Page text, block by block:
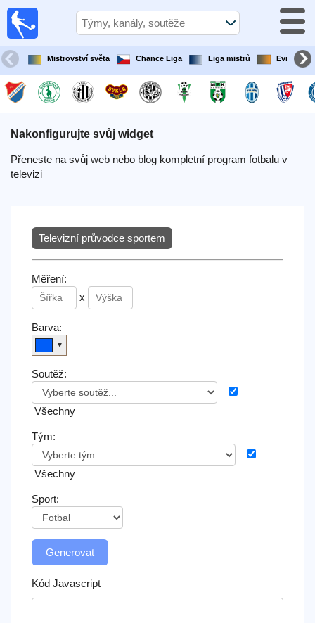
Mistrovství světa Chance Liga Liga mistrů Evropská
Nakonfigurujte svůj widget
Přeneste na svůj web nebo blog kompletní program fotbalu v
televizi
Televizní průvodce sportem
Měření:
x
Barva:
▼
Soutěž:
Všechny
Tým:
Všechny
Sport:
Generovat
Kód Javascript
Fotbal
fotbalový
průvodce
v televizi
Fotbal
televizi
Všechny
Televizní
kanály
Novinky
widget